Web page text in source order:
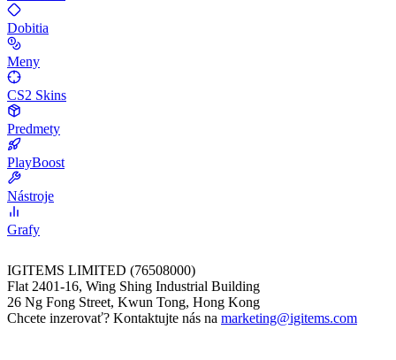
Dobitia
Meny
CS2 Skins
Predmety
PlayBoost
Nástroje
Grafy
IGITEMS LIMITED (76508000)
Flat 2401-16, Wing Shing Industrial Building
26 Ng Fong Street, Kwun Tong, Hong Kong
Chcete inzerovať? Kontaktujte nás na marketing@igitems.com